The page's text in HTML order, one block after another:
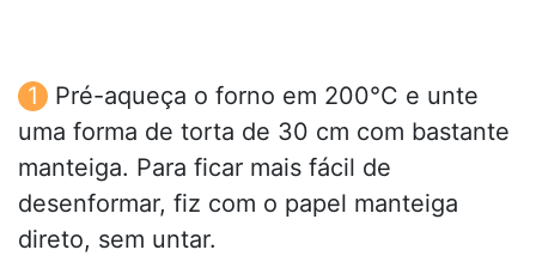
Pré-aqueça o forno em 200°C e unte
uma forma de torta de 30 cm com bastante
manteiga. Para ficar mais fácil de
desenformar, fiz com o papel manteiga
direto, sem untar.